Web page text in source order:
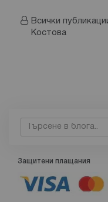
Всички
Костова
Търсене
Защитени плащания